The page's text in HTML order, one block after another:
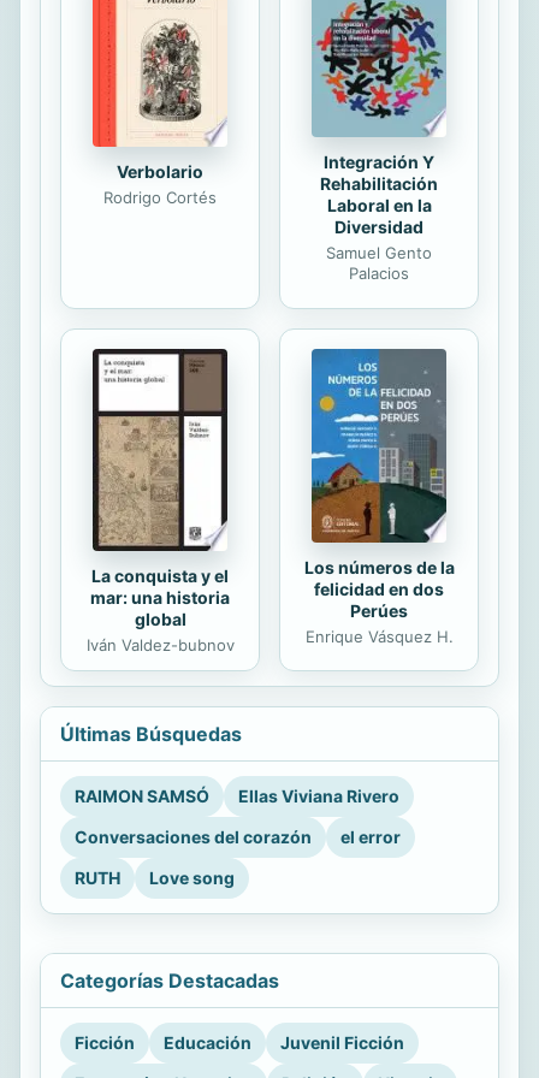
vida de caballero andante.
Verbolario
Rodrigo Cortés
Integración Y
Rehabilitación
Laboral en la
Diversidad
Samuel Gento
Palacios
La conquista y el
mar: una historia
global
Iván Valdez-bubnov
Los números de la
felicidad en dos
Perúes
Enrique Vásquez H.
Últimas Búsquedas
RAIMON SAMSÓ
Ellas Viviana Rivero
Conversaciones del corazón
el error
RUTH
Love song
Categorías Destacadas
Ficción Educación
Juvenil Ficción